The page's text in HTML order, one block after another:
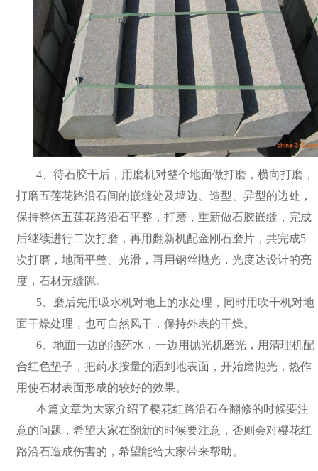
4、待石胶干后，用磨机对整个地面做打磨，横向打磨，
打磨五莲花路沿石间的嵌缝处及墙边、造型、异型的边处，
保持整体五莲花路沿石平整，打磨，重新做石胶嵌缝，完成
后继续进行二次打磨，再用翻新机配金刚石磨片，共完成5
次打磨，地面平整、光滑，再用钢丝抛光，光度达设计的亮
度，石材无缝隙。
5、磨后先用吸水机对地上的水处理，同时用吹干机对地
面干燥处理，也可自然风干，保持外表的干燥。
6、地面一边的洒药水，一边用抛光机磨光，用清理机配
合红色垫子，把药水按量的洒到地表面，开始磨抛光，热作
用使石材表面形成的较好的效果。
本篇文章为大家介绍了樱花红路沿石在翻修的时候要注
意的问题，希望大家在翻新的时候要注意，否则会对樱花红
路沿石造成伤害的，希望能给大家带来帮助。